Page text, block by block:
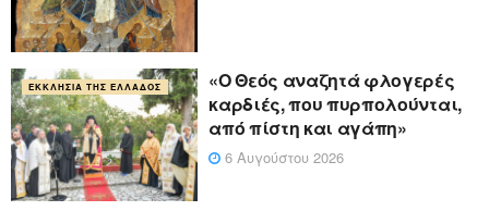
ΕΚΚΛΗΣΊΑ ΤΗΣ ΕΛΛΆΔΟΣ
«Ο Θεός αναζητά φλογερές
καρδιές, που πυρπολούνται,
από πίστη και αγάπη»
6 Αυγούστου 2026